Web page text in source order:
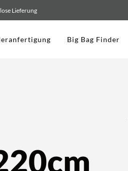
Lieferung
Big Bag Finder